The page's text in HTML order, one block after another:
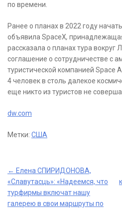
по времени.
Ранее о планах в 2022 году
объявила SpaceX,
рассказала о планах тура вокруг
соглашение о сотрудничестве с
туристической компанией Space
4 человек в столь далекое
еще никто из туристов не
dw.com
Метки: США
Post
navigation
← Елена СПИРИДОНОВА,
«Славутасць»: «Надеемся, что
турфирмы включат нашу
галерею в свои маршруты по